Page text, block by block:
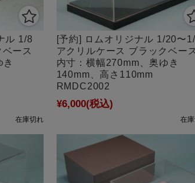
ル 1/8
ース
在庫切れ
[予約] ロムオリジナル 1/20〜
アクリルケース ブラックベース
内寸：横幅270mm、奥ゆき
140mm、高さ110mm
RMDC2002
¥6,000(税込)
在